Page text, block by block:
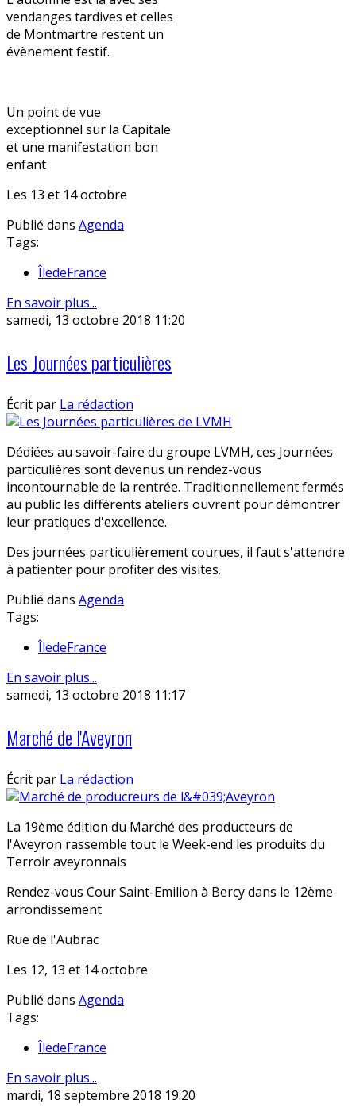
vendanges tardives et celles
de Montmartre restent un
évènement festif.
Un point de vue
exceptionnel sur la Capitale
et une manifestation bon
enfant
Les 13 et 14 octobre
Publié dans Agenda
Tags:
ÎledeFrance
En savoir plus...
samedi, 13 octobre 2018 11:20
Les Journées particulières
Écrit par La rédaction
Dédiées au savoir-faire du groupe LVMH, ces Journées
particulières sont devenus un rendez-vous
incontournable de la rentrée. Traditionnellement fermés
au public les différents ateliers ouvrent pour démontrer
leur pratiques d'excellence.
Des journées particulièrement courues, il faut s'attendre
à patienter pour profiter des visites.
Publié dans Agenda
Tags:
ÎledeFrance
En savoir plus...
samedi, 13 octobre 2018 11:17
Marché de l'Aveyron
Écrit par La rédaction
La 19ème édition du Marché des producteurs de
l'Aveyron rassemble tout le Week-end les produits du
Terroir aveyronnais
Rendez-vous Cour Saint-Emilion à Bercy dans le 12ème
arrondissement
Rue de l'Aubrac
Les 12, 13 et 14 octobre
Publié dans Agenda
Tags:
ÎledeFrance
En savoir plus...
mardi, 18 septembre 2018 19:20